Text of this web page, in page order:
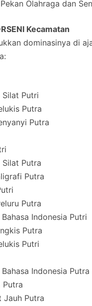
Olahraga dan
Kecamatan
dominasinya di
Silat Putri
Putra
Putra
Silat Putra
Putra
Putra
Indonesia Putri
Putra
Putri
Indonesia Putra
Putra
Jauh Putra